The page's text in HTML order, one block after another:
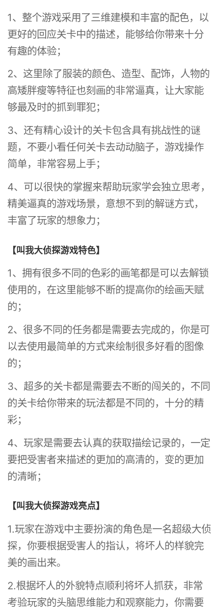
1、整个游戏采用了三维建模和丰富的配色，以
更好的回应关卡中的描述，能够给你带来十分
有趣的体验；
2、这里除了服装的颜色、造型、配饰，人物的
高矮胖瘦等特征也刻画的非常逼真，让大家能
够最及时的抓到罪犯；
3、还有精心设计的关卡包含具有挑战性的谜
题，不要小看任何关卡去动动脑子，游戏操作
简单，非常容易上手；
4、可以很快的掌握来帮助玩家学会独立思考，
精美逼真的游戏场景，意想不到的解谜方式，
丰富了玩家的想象力；
【叫我大侦探游戏特色】
1、拥有很多不同的色彩的画笔都是可以去解锁
使用的，在这里能够不断的提高你的绘画天赋
的；
2、很多不同的任务都是需要去完成的，你是可
以去使用最简单的方式来绘制很多好看的图像
的；
3、超多的关卡都是需要去不断的闯关的，不同
的关卡给你带来的玩法都是不同的，十分的精
彩；
4、玩家是需要去认真的获取描绘记录的，一定
要把受害者来描述的更加的高清的，变的更加
的清晰；
【叫我大侦探游戏亮点】
1.玩家在游戏中主要扮演的角色是一名超级大侦
探，你要根据受害人的指认，将坏人的样貌完
美的画出来。
2.根据坏人的外貌特点顺利将坏人抓获，非常
考验玩家的头脑思维能力和观察能力，你需要